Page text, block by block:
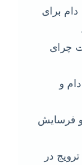
برای
چرای
و
و فرسایش
در